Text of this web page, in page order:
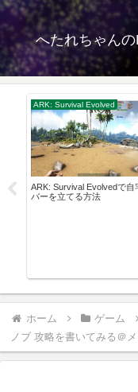
へたれちゃん
ARK: Survival Evolved
ARK: Survival Evolvedで自
バーを立てる方法
ホーム ゲーム
ノブ 攻略を書いてみる＠